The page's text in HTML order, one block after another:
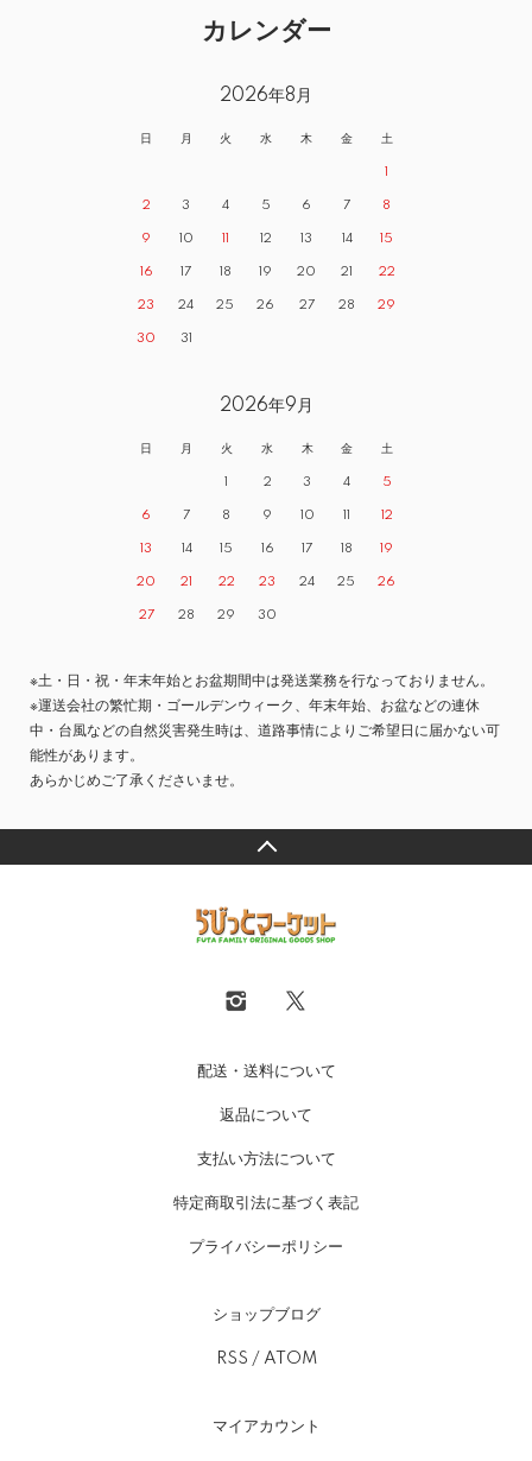
カレンダー
2026年8月
日 月 火 水 木 金 土
1
2 3 4 5 6 7 8
9 10 11 12 13 14 15
16 17 18 19 20 21 22
23 24 25 26 27 28 29
30 31
2026年9月
日 月 火 水 木 金 土
1 2 3 4 5
6 7 8 9 10 11 12
13 14 15 16 17 18 19
20 21 22 23 24 25 26
27 28 29 30
※土・日・祝・年末年始とお盆期間中は発送業務を行なっておりません。
※運送会社の繁忙期・ゴールデンウィーク、年末年始、お盆などの連休
中・台風などの自然災害発生時は、道路事情によりご希望日に届かない可
能性があります。
あらかじめご了承くださいませ。
配送・送料について
返品について
支払い方法について
特定商取引法に基づく表記
プライバシーポリシー
ショップブログ
RSS / ATOM
マイアカウント